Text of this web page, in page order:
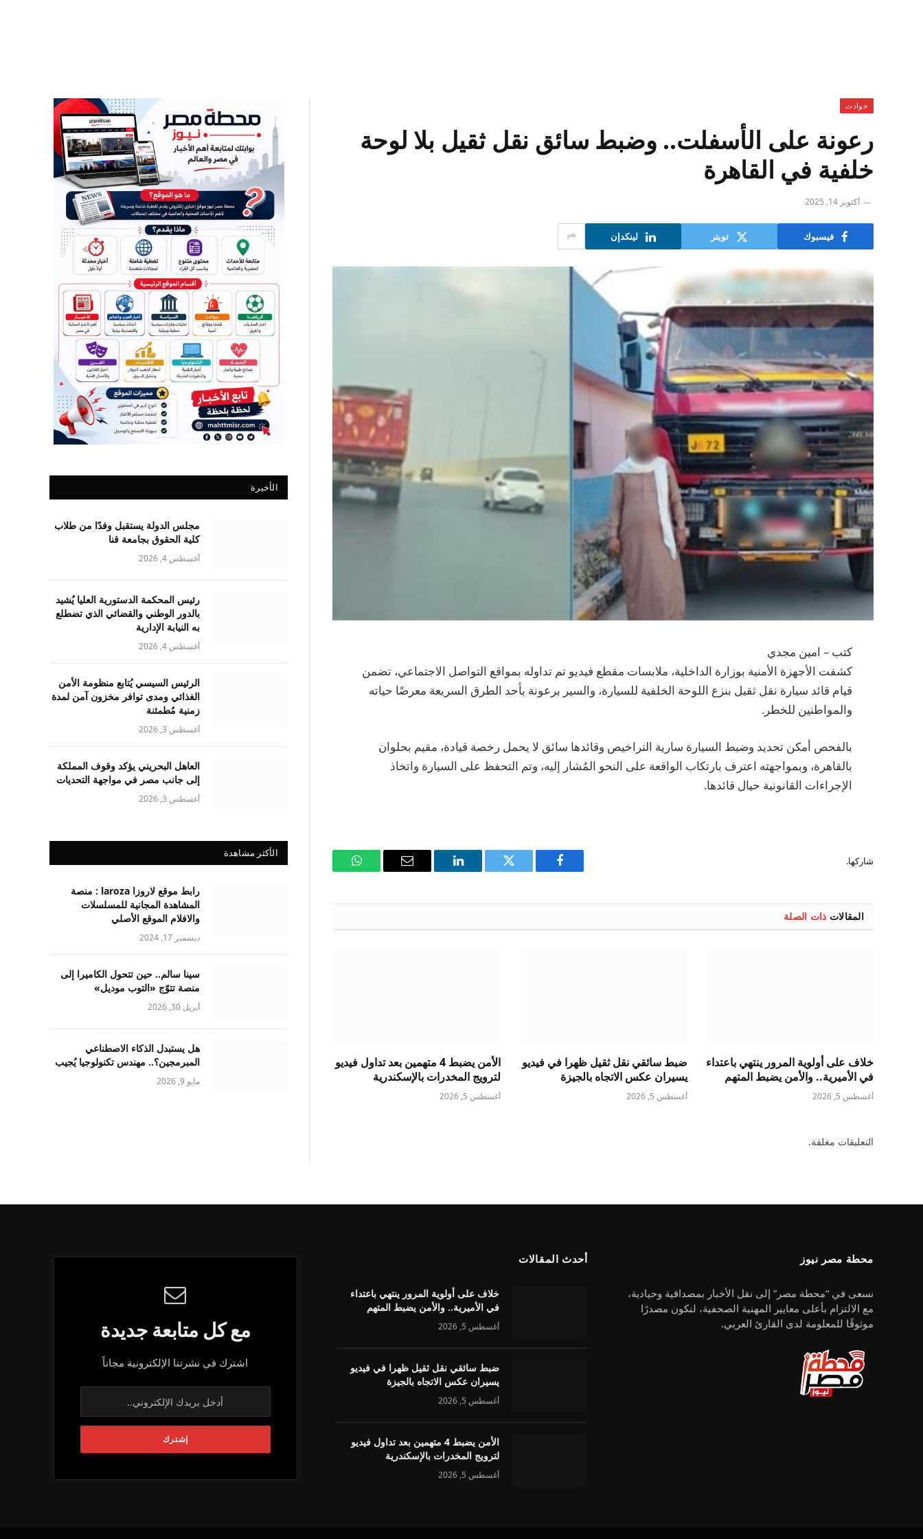
حوادث
رعونة على الأسفلت.. وضبط سائق نقل ثقيل بلا لوحة
خلفية في القاهرة
أكتوبر 14, 2025
فيسبوك تويتر لينكدإن
كتب – امين مجدي
كشفت الأجهزة الأمنية بوزارة الداخلية، ملابسات مقطع فيديو تم تداوله بمواقع التواصل الاجتماعي، تضمن
قيام قائد سيارة نقل ثقيل بنزع اللوحة الخلفية للسيارة، والسير برعونة بأحد الطرق السريعة معرضًا حياته
والمواطنين للخطر.
بالفحص أمكن تحديد وضبط السيارة سارية التراخيص وقائدها سائق لا يحمل رخصة قيادة، مقيم بحلوان
بالقاهرة، وبمواجهته اعترف بارتكاب الواقعة على النحو المُشار إليه، وتم التحفظ على السيارة واتخاذ
الإجراءات القانونية حيال قائدها.
شاركها.
فيسبوك
تويتر لينكدإن
البريد
واتساب
المقالات ذات الصلة
خلاف على أولوية المرور ينتهي باعتداء
في الأميرية.. والأمن يضبط المتهم
أغسطس 5, 2026
ضبط سائقي نقل ثقيل ظهرا في فيديو
يسيران عكس الاتجاه بالجيزة
أغسطس 5, 2026
الأمن يضبط 4 متهمين بعد تداول فيديو
لترويج المخدرات بالإسكندرية
أغسطس 5, 2026
التعليقات مغلقة.
الأخيرة
مجلس الدولة يستقبل وفدًا من طلاب
كلية الحقوق بجامعة قنا
أغسطس 4, 2026
رئيس المحكمة الدستورية العليا يُشيد
بالدور الوطني والقضائي الذي تضطلع
به النيابة الإدارية
أغسطس 4, 2026
الرئيس السيسي يُتابع منظومة الأمن
الغذائي ومدى توافر مخزون آمن لمدة
زمنية مُطمئنة
أغسطس 3, 2026
العاهل البحريني يؤكد وقوف المملكة
إلى جانب مصر في مواجهة التحديات
أغسطس 3, 2026
الأكثر مشاهدة
رابط موقع لاروزا laroza : منصة
المشاهدة المجانية للمسلسلات
والافلام الموقع الأصلي
ديسمبر 17, 2024
سينا سالم.. حين تتحول الكاميرا إلى
منصة تتوّج «التوب موديل»
أبريل 30, 2026
هل يستبدل الذكاء الاصطناعي
المبرمجين؟.. مهندس تكنولوجيا يُجيب
مايو 9, 2026
محطة مصر نيوز
نسعى في “محطة مصر” إلى نقل الأخبار بمصداقية وحيادية،
مع الالتزام بأعلى معايير المهنية الصحفية، لنكون مصدرًا
موثوقًا للمعلومة لدى القارئ العربي.
أحدث المقالات
خلاف على أولوية المرور ينتهي باعتداء
في الأميرية.. والأمن يضبط المتهم
أغسطس 5, 2026
ضبط سائقي نقل ثقيل ظهرا في فيديو
يسيران عكس الاتجاه بالجيزة
أغسطس 5, 2026
الأمن يضبط 4 متهمين بعد تداول فيديو
لترويج المخدرات بالإسكندرية
أغسطس 5, 2026
مع كل متابعة جديدة
اشترك في نشرتنا الإلكترونية مجاناً